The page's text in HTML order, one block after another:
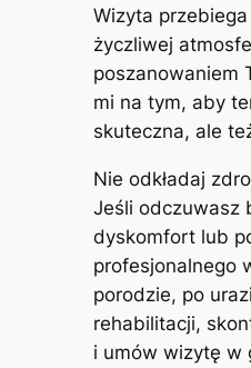
Wizyta
życzliwej
poszanowaniem
mi na tym, aby
skuteczna, ale
Nie odkładaj
Jeśli odczuwasz
dyskomfort lub
profesjonalnego
porodzie, po
rehabilitacji,
i umów wizytę w